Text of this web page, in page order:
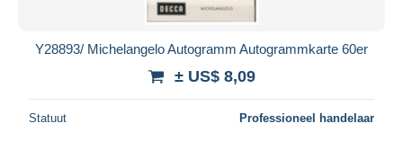
Y28893/ Michelangelo Autogramm Autogrammkarte 60er
± US$ 8,09
Statuut Professioneel handelaar